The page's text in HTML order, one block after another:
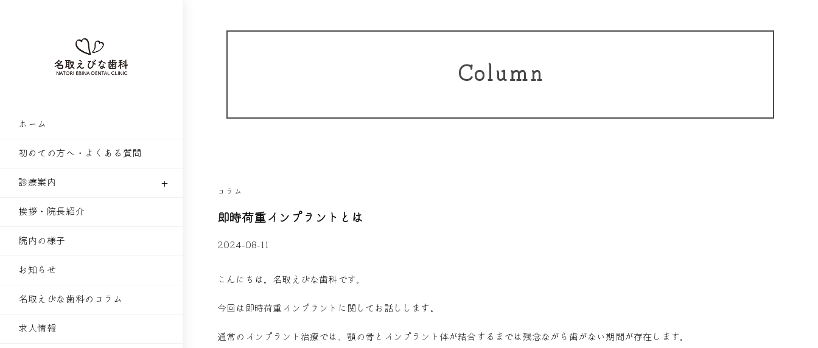
ホーム
初めての方へ・よくある質問
診療案内
挨拶・院長紹介
院内の様子
お知らせ
名取えびな歯科のコラム
求人情報
Column
コラム
即時荷重インプラントとは
2024-08-11
こんにちは。名取えびな歯科です。
今回は即時荷重インプラントに関してお話しします。
通常のインプラント治療では、顎の骨とインプラント体が結合するまでは残念ながら歯がない期間が存在します。